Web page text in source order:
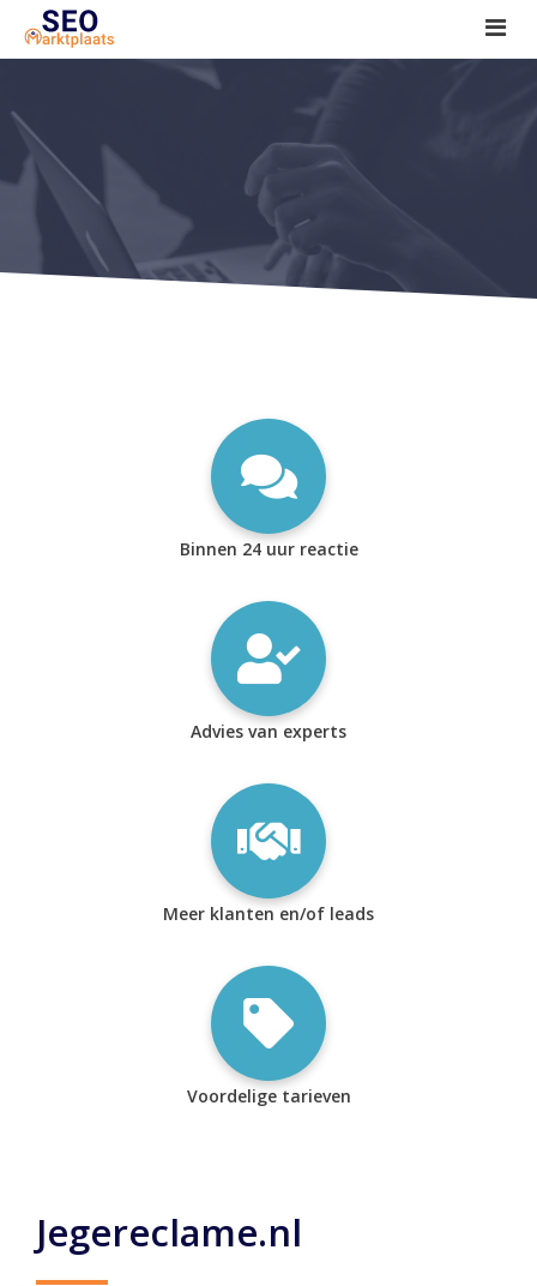
SEO tools reviews
Marketeer bij jou in de buurt?
Offerte
1. Seo voor beginners +
2. Onderzoeken +
Binnen 24 uur reactie
Advies van experts
Meer klanten en/of leads
Voordelige tarieven
Jegereclame.nl